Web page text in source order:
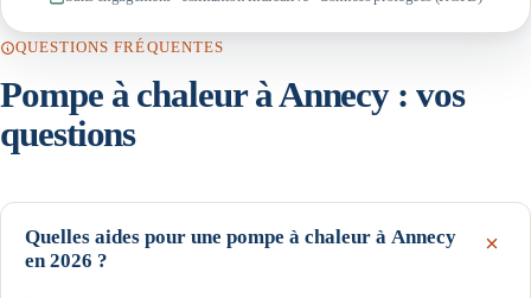
QUESTIONS FRÉQUENTES
Pompe à chaleur àAnnecy: vos
questions
Quelles aides pour une pompe à chaleur à Annecy
en 2026 ?